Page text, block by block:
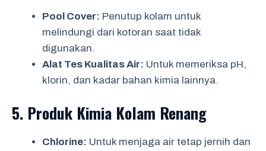
Pool Cover: Penutup kolam untuk
melindungi dari kotoran saat tidak
digunakan.
Alat Tes Kualitas Air: Untuk memeriksa pH,
klorin, dan kadar bahan kimia lainnya.
5. Produk Kimia Kolam Renang
Chlorine: Untuk menjaga air tetap jernih dan